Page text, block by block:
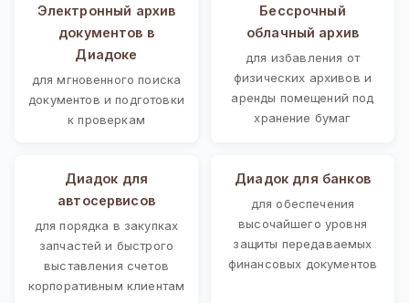
Электронный архив
документов в
Диадоке
для мгновенного поиска
документов и подготовки
к проверкам
Бессрочный
облачный архив
для избавления от
физических архивов и
аренды помещений под
хранение бумаг
Диадок для
автосервисов
для порядка в закупках
запчастей и быстрого
выставления счетов
корпоративным клиентам
Диадок для банков
для обеспечения
высочайшего уровня
защиты передаваемых
финансовых документов